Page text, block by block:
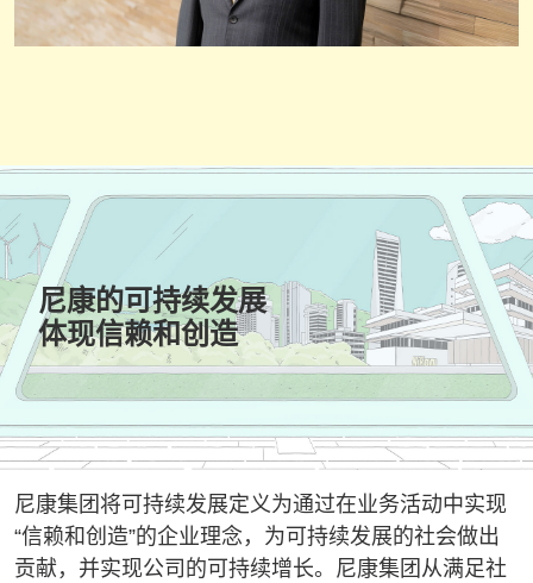
尼康的可持续发展
体现信赖和创造
尼康集团将可持续发展定义为通过在业务活动中实现
“信赖和创造”的企业理念，为可持续发展的社会做出
贡献，并实现公司的可持续增长。尼康集团从满足社